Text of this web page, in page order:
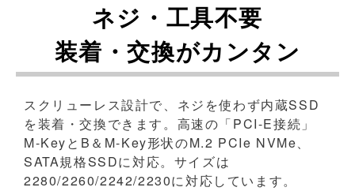
ネジ・工具不要
装着・交換がカンタン
スクリューレス設計で、ネジを使わず内蔵SSD
を装着・交換できます。高速の「PCI-E接続」
M-KeyとB＆M-Key形状のM.2 PCIe NVMe、
SATA規格SSDに対応。サイズは
2280/2260/2242/2230に対応しています。